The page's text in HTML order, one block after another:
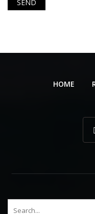
HOME